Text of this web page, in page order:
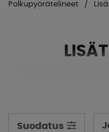
Polkupyörätelineet
Suodatus